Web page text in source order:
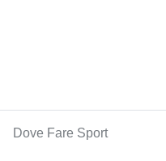
Dove Fare Sport